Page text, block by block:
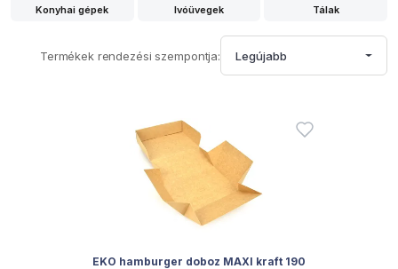
Konyhai gépek Ivóüvegek Tálak
Termékek rendezési szempontja: Legújabb
EKO hamburger doboz MAXI kraft 190